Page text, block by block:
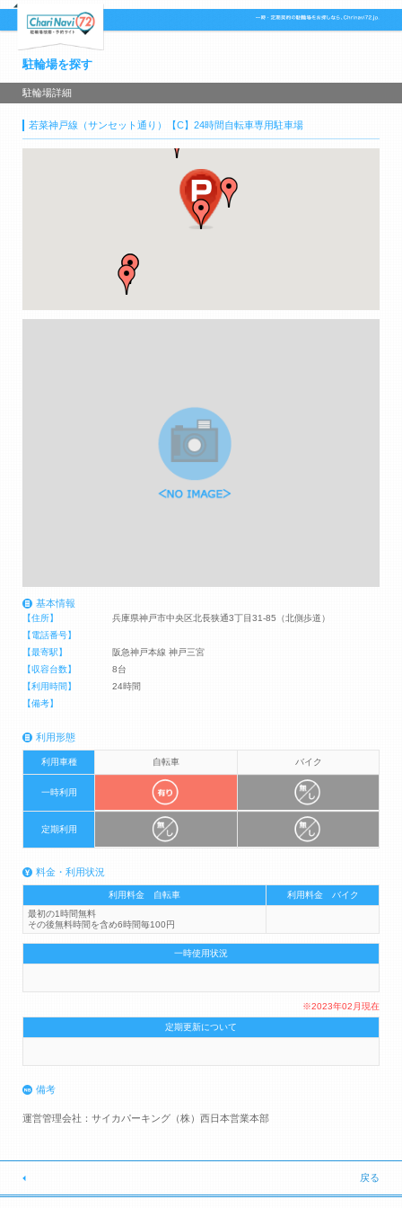
駐輪場を探す
駐輪場詳細
若菜神戸線（サンセット通り）【C】24時間自転車専用駐車場
基本情報
【住所】
兵庫県神戸市中央区北長狭通3丁目31-85（北側歩道）
【電話番号】
【最寄駅】
阪急神戸本線 神戸三宮
【収容台数】
8台
【利用時間】
24時間
【備考】
利用形態
利用車種 自転車 バイク
一時利用
定期利用
料金・利用状況
利用料金 自転車
利用料金 バイク
最初の1時間無料
その後無料時間を含め6時間毎100円
一時使用状況
※2023年02月現在
定期更新について
備考
運営管理会社：サイカパーキング（株）西日本営業本部
戻る